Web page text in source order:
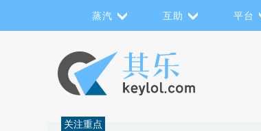
蒸汽 互助 平台
关注重点